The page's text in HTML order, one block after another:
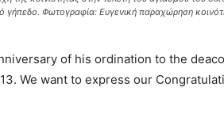
γήπεδο. Φωτογραφία: Ευγενική παραχώρηση
of his ordination to the
We want to express our